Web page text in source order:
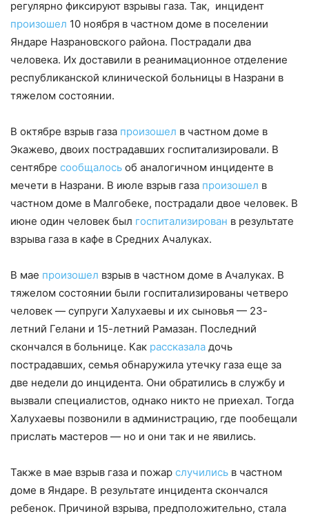
регулярно фиксируют взрывы газа. Так, инцидент
произошел 10 ноября в частном доме в поселении
Яндаре Назрановского района. Пострадали два
человека. Их доставили в реанимационное отделение
республиканской клинической больницы в Назрани в
тяжелом состоянии.
В октябре взрыв газа произошел в частном доме в
Экажево, двоих пострадавших госпитализировали. В
сентябре сообщалось об аналогичном инциденте в
мечети в Назрани. В июле взрыв газа произошел в
частном доме в Малгобеке, пострадали двое человек. В
июне один человек был госпитализирован в результате
взрыва газа в кафе в Средних Ачалуках.
В мае произошел взрыв в частном доме в Ачалуках. В
тяжелом состоянии были госпитализированы четверо
человек — супруги Халухаевы и их сыновья — 23-
летний Гелани и 15-летний Рамазан. Последний
скончался в больнице. Как рассказала дочь
пострадавших, семья обнаружила утечку газа еще за
две недели до инцидента. Они обратились в службу и
вызвали специалистов, однако никто не приехал. Тогда
Халухаевы позвонили в администрацию, где пообещали
прислать мастеров — но и они так и не явились.
Также в мае взрыв газа и пожар случились в частном
доме в Яндаре. В результате инцидента скончался
ребенок. Причиной взрыва, предположительно, стала